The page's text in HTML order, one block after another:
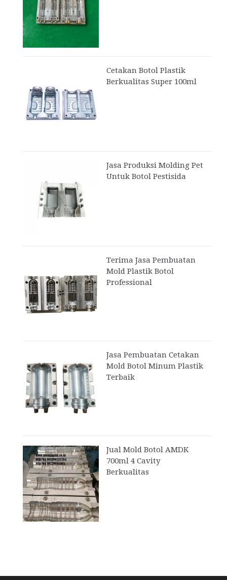
Cetakan Botol Plastik
Berkualitas Super 100ml
Jasa Produksi Molding Pet
Untuk Botol Pestisida
Terima Jasa Pembuatan
Mold Plastik Botol
Professional
Jasa Pembuatan Cetakan
Mold Botol Minum Plastik
Terbaik
Jual Mold Botol AMDK
700ml 4 Cavity
Berkualitas